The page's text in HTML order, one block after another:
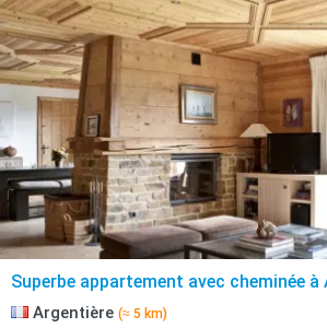
Superbe appartement avec cheminée à
Argentière (≈ 5 km)